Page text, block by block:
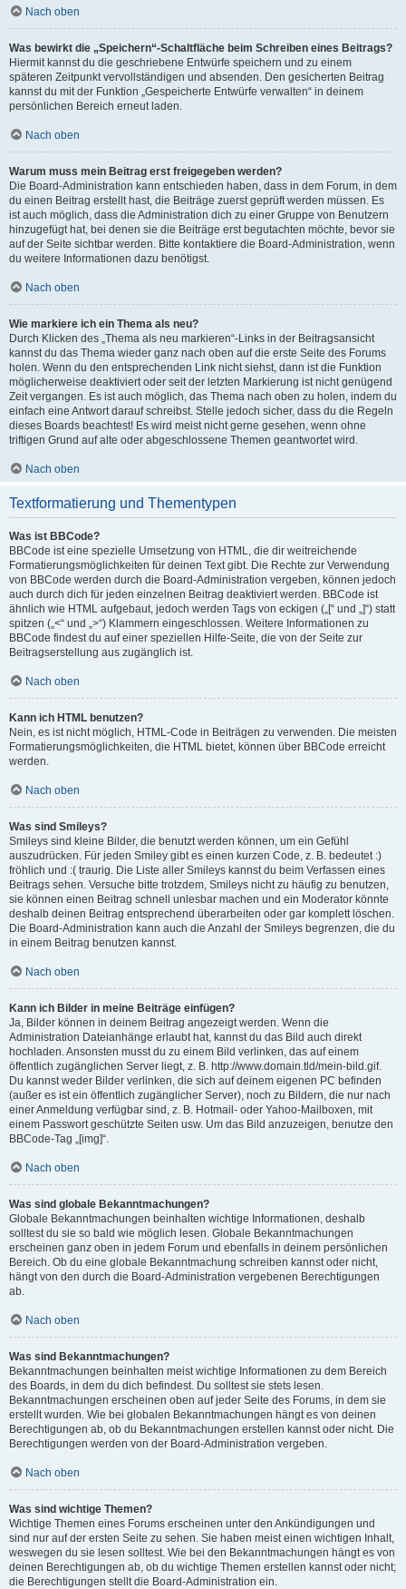
Nach oben
Was bewirkt die „Speichern“-Schaltfläche beim Schreiben eines Beitrags?
Hiermit kannst du die geschriebene Entwürfe speichern und zu einem
späteren Zeitpunkt vervollständigen und absenden. Den gesicherten Beitrag
kannst du mit der Funktion „Gespeicherte Entwürfe verwalten“ in deinem
persönlichen Bereich erneut laden.
Nach oben
Warum muss mein Beitrag erst freigegeben werden?
Die Board-Administration kann entschieden haben, dass in dem Forum, in dem
du einen Beitrag erstellt hast, die Beiträge zuerst geprüft werden müssen. Es
ist auch möglich, dass die Administration dich zu einer Gruppe von Benutzern
hinzugefügt hat, bei denen sie die Beiträge erst begutachten möchte, bevor sie
auf der Seite sichtbar werden. Bitte kontaktiere die Board-Administration, wenn
du weitere Informationen dazu benötigst.
Nach oben
Wie markiere ich ein Thema als neu?
Durch Klicken des „Thema als neu markieren“-Links in der Beitragsansicht
kannst du das Thema wieder ganz nach oben auf die erste Seite des Forums
holen. Wenn du den entsprechenden Link nicht siehst, dann ist die Funktion
möglicherweise deaktiviert oder seit der letzten Markierung ist nicht genügend
Zeit vergangen. Es ist auch möglich, das Thema nach oben zu holen, indem du
einfach eine Antwort darauf schreibst. Stelle jedoch sicher, dass du die Regeln
dieses Boards beachtest! Es wird meist nicht gerne gesehen, wenn ohne
triftigen Grund auf alte oder abgeschlossene Themen geantwortet wird.
Nach oben
Textformatierung und Thementypen
Was ist BBCode?
BBCode ist eine spezielle Umsetzung von HTML, die dir weitreichende
Formatierungsmöglichkeiten für deinen Text gibt. Die Rechte zur Verwendung
von BBCode werden durch die Board-Administration vergeben, können jedoch
auch durch dich für jeden einzelnen Beitrag deaktiviert werden. BBCode ist
ähnlich wie HTML aufgebaut, jedoch werden Tags von eckigen („[“ und „]“) statt
spitzen („<“ und „>“) Klammern eingeschlossen. Weitere Informationen zu
BBCode findest du auf einer speziellen Hilfe-Seite, die von der Seite zur
Beitragserstellung aus zugänglich ist.
Nach oben
Kann ich HTML benutzen?
Nein, es ist nicht möglich, HTML-Code in Beiträgen zu verwenden. Die meisten
Formatierungsmöglichkeiten, die HTML bietet, können über BBCode erreicht
werden.
Nach oben
Was sind Smileys?
Smileys sind kleine Bilder, die benutzt werden können, um ein Gefühl
auszudrücken. Für jeden Smiley gibt es einen kurzen Code, z. B. bedeutet :)
fröhlich und :( traurig. Die Liste aller Smileys kannst du beim Verfassen eines
Beitrags sehen. Versuche bitte trotzdem, Smileys nicht zu häufig zu benutzen,
sie können einen Beitrag schnell unlesbar machen und ein Moderator könnte
deshalb deinen Beitrag entsprechend überarbeiten oder gar komplett löschen.
Die Board-Administration kann auch die Anzahl der Smileys begrenzen, die du
in einem Beitrag benutzen kannst.
Nach oben
Kann ich Bilder in meine Beiträge einfügen?
Ja, Bilder können in deinem Beitrag angezeigt werden. Wenn die
Administration Dateianhänge erlaubt hat, kannst du das Bild auch direkt
hochladen. Ansonsten musst du zu einem Bild verlinken, das auf einem
öffentlich zugänglichen Server liegt, z. B. http://www.domain.tld/mein-bild.gif.
Du kannst weder Bilder verlinken, die sich auf deinem eigenen PC befinden
(außer es ist ein öffentlich zugänglicher Server), noch zu Bildern, die nur nach
einer Anmeldung verfügbar sind, z. B. Hotmail- oder Yahoo-Mailboxen, mit
einem Passwort geschützte Seiten usw. Um das Bild anzuzeigen, benutze den
BBCode-Tag „[img]“.
Nach oben
Was sind globale Bekanntmachungen?
Globale Bekanntmachungen beinhalten wichtige Informationen, deshalb
solltest du sie so bald wie möglich lesen. Globale Bekanntmachungen
erscheinen ganz oben in jedem Forum und ebenfalls in deinem persönlichen
Bereich. Ob du eine globale Bekanntmachung schreiben kannst oder nicht,
hängt von den durch die Board-Administration vergebenen Berechtigungen
ab.
Nach oben
Was sind Bekanntmachungen?
Bekanntmachungen beinhalten meist wichtige Informationen zu dem Bereich
des Boards, in dem du dich befindest. Du solltest sie stets lesen.
Bekanntmachungen erscheinen oben auf jeder Seite des Forums, in dem sie
erstellt wurden. Wie bei globalen Bekanntmachungen hängt es von deinen
Berechtigungen ab, ob du Bekanntmachungen erstellen kannst oder nicht. Die
Berechtigungen werden von der Board-Administration vergeben.
Nach oben
Was sind wichtige Themen?
Wichtige Themen eines Forums erscheinen unter den Ankündigungen und
sind nur auf der ersten Seite zu sehen. Sie haben meist einen wichtigen Inhalt,
weswegen du sie lesen solltest. Wie bei den Bekanntmachungen hängt es von
deinen Berechtigungen ab, ob du wichtige Themen erstellen kannst oder nicht;
die Berechtigungen stellt die Board-Administration ein.